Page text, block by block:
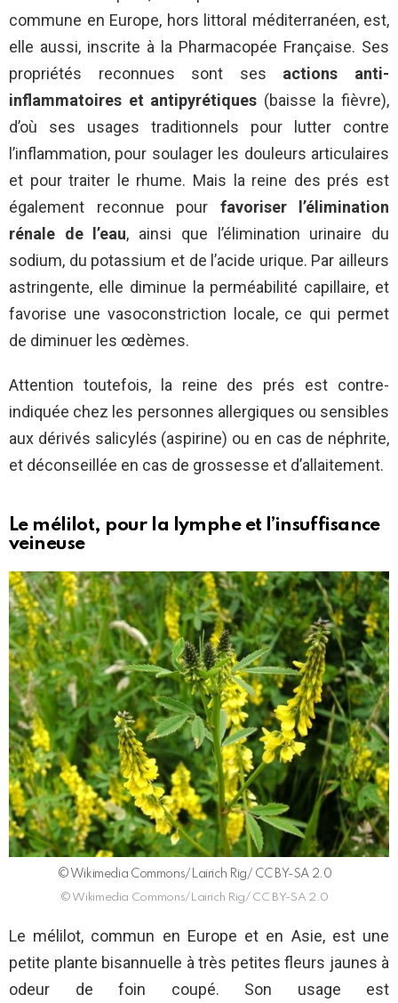
commune en Europe, hors littoral méditerranéen, est,
elle aussi, inscrite à la Pharmacopée Française. Ses
propriétés reconnues sont ses actions anti-
inflammatoires et antipyrétiques (baisse la fièvre),
d’où ses usages traditionnels pour lutter contre
l’inflammation, pour soulager les douleurs articulaires
et pour traiter le rhume. Mais la reine des prés est
également reconnue pour favoriser l’élimination
rénale de l’eau, ainsi que l’élimination urinaire du
sodium, du potassium et de l’acide urique. Par ailleurs
astringente, elle diminue la perméabilité capillaire, et
favorise une vasoconstriction locale, ce qui permet
de diminuer les œdèmes.
Attention toutefois, la reine des prés est contre-
indiquée chez les personnes allergiques ou sensibles
aux dérivés salicylés (aspirine) ou en cas de néphrite,
et déconseillée en cas de grossesse et d’allaitement.
Le mélilot, pour la lymphe et l’insuffisance
veineuse
© Wikimedia Commons/Lairich Rig/ CC BY-SA 2.0
© Wikimedia Commons/Lairich Rig/ CC BY-SA 2.0
Le mélilot, commun en Europe et en Asie, est une
petite plante bisannuelle à très petites fleurs jaunes à
odeur de foin coupé. Son usage est